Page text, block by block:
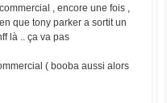
, encore une fois ,
que tony parker a sortit un
là .. ça va pas
( booba aussi alors